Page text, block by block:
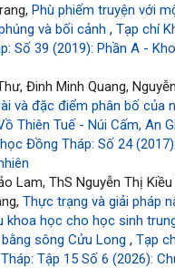
Phù phiếm truyện với
và bối cảnh , Tạp chí
Số 39 (2019): Phần A -
Đinh Minh Quang,
và đặc điểm phân bố của
Thiên Tuế - Núi Cấm, An
Đồng Tháp: Số 24
Lam, ThS Nguyễn Thị Kiều
Thực trạng và giải pháp
khoa học cho học sinh
sông Cửu Long , Tạp
Tập 15 Số 6 (2026):